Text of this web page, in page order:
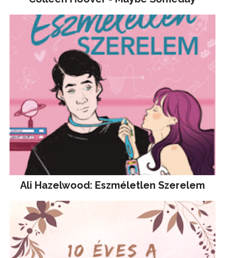
Ali Hazelwood: Eszméletlen Szerelem